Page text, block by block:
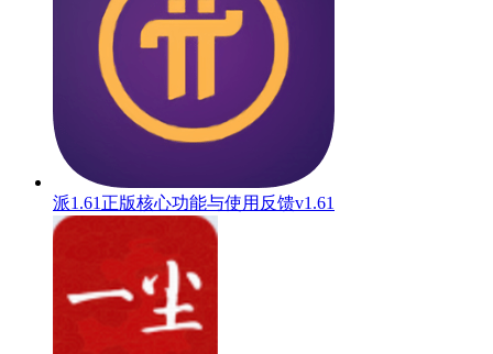
派1.61正版核心功能与使用反馈v1.61